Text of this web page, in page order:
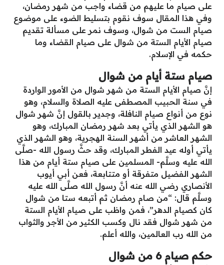
على صيام ما عليهم من قضاء واجب من شهر رمضان،
وفي هذا المقال سوف نقوم بتسليط الضوء على موضوع
صيام الست من شوال، وسوف نمر على مسألة تقديم
صيام الأيام الستة من شوال على صيام القضاء وما
حكمه في الإسلام.
صيام ستة أيام من شوال
إنَّ صيام الأيام الستة من شهر شوال من الأمور الواردة
في سنة الحبيب المصطفى عليه الصلاة والسلام، وهو
نوع من أنواع صيام النافلة، وجدير بالقول إنَّ شهر شوال
هو الشهر الذي يأتي بعد شهر رمضان المبارك، وهو
الشهر العاشر من أشهر السنة الهجرية، وهو الشهر الذي
يأتي أوله عيد الفطر المبارك، وقد حثَّ رسول الله -صلَّى
الله عليه وسلَّم- المسلمين على صيام ستة أيام من هذا
الشهر الفضيل متفرقة أو متتابعة، فعن أبي أيوب
الأنصاري رضي الله عنه أنَّ رسول الله صلَّى الله عليه
وسلَّم قال: “من صام رمضان ثم أتبعه ستا من شوال
كان كصيام الدهر”، فمن واظب على صيام الأيام الستة
من شهر شوال فقد نال وكسب الكثير من الأجر والثواب
من الله رب العالمين، والله أعلم.
حكم صيام 6 من شوال